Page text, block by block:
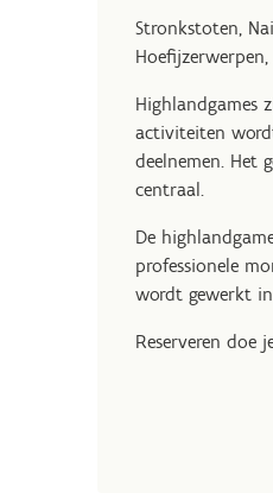
Stronkstoten,
Highlandgames
activiteiten
deelnemen. Het
centraal.
De
professionele
wordt gewerkt
Reserveren doe